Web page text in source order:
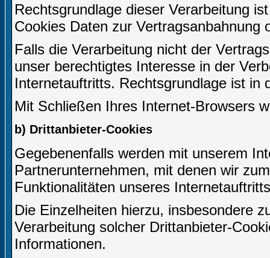
Rechtsgrundlage dieser Verarbeitung
Cookies Daten zur Vertragsanbahnung
Falls die Verarbeitung nicht der
unser berechtigtes Interesse in der
Internetauftritts. Rechtsgrundlage ist in
Mit Schließen Ihres Internet-Browsers
b) Drittanbieter-Cookies
Gegebenenfalls werden mit unserem
Partnerunternehmen, mit denen wir
Funktionalitäten unseres
Die Einzelheiten hierzu, insbesondere
Verarbeitung solcher Drittanbieter-
Informationen.